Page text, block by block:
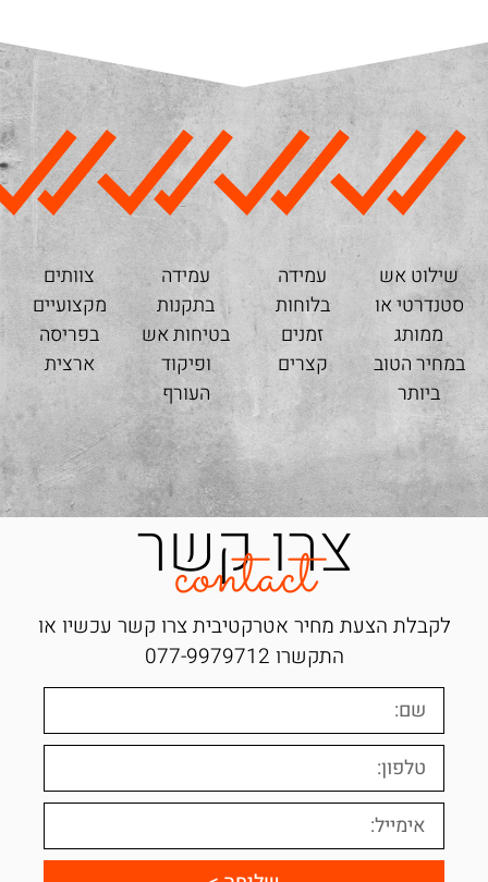
שילוט אש
סטנדרטי או
ממותג
במחיר הטוב
ביותר
עמידה
בלוחות
זמנים
קצרים
עמידה
בתקנות
בטיחות אש
ופיקוד
העורף
צוותים
מקצועיים
בפריסה
ארצית
צרו קשר
contact
לקבלת הצעת מחיר אטרקטיבית צרו קשר עכשיו או
התקשרו077-9979712